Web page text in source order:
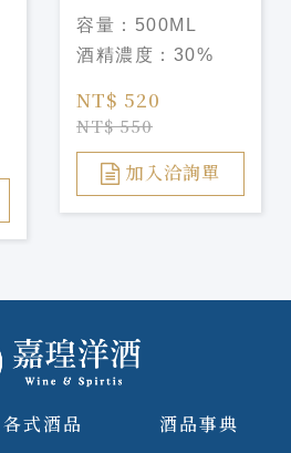
花香甜酒 Marie
Brizard Jasmin
Liqueu
容量： 500ML
酒精濃度： 30%
NT$ 520
NT$ 550
加入洽詢單
各式酒品
酒品事典